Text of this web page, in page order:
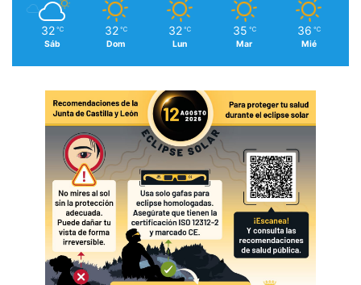
32 ℃
Sáb
32 ℃
Dom
32 ℃
Lun
35 ℃
Mar
36 ℃
Mié